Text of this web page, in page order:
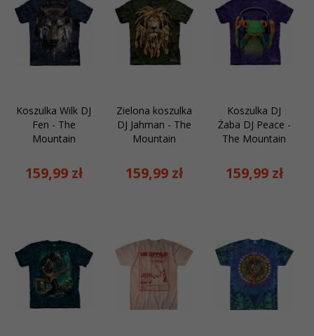
Koszulka Wilk DJ
Fen - The
Mountain
159,99 zł
Zielona koszulka
DJ Jahman - The
Mountain
159,99 zł
Koszulka DJ
Żaba DJ Peace -
The Mountain
159,99 zł